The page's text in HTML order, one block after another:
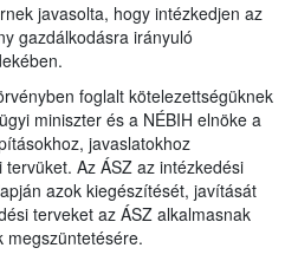
javasolta, hogy intézkedjen az
gazdálkodásra irányuló
foglalt kötelezettségüknek
miniszter és a NÉBIH elnöke a
javaslatokhoz
Az ÁSZ az intézkedési
azok kiegészítését, javítását
terveket az ÁSZ alkalmasnak
megszüntetésére.